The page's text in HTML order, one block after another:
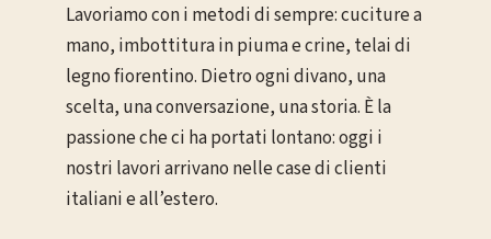
Lavoriamo con i metodi di sempre: cuciture a
mano, imbottitura in piuma e crine, telai di
legno fiorentino. Dietro ogni divano, una
scelta, una conversazione, una storia. È la
passione che ci ha portati lontano: oggi i
nostri lavori arrivano nelle case di clienti
italiani e all’estero.